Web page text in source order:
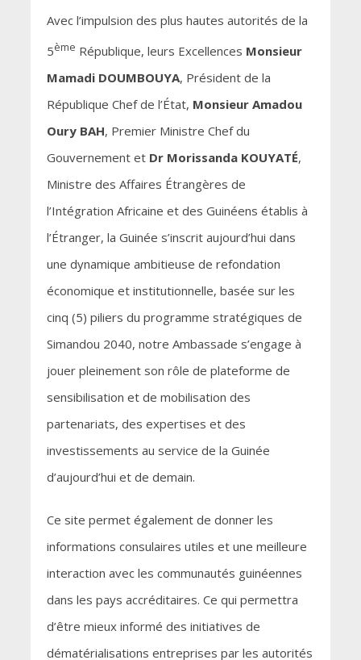
Avec l’impulsion des plus hautes autorités de la
5ème République, leurs Excellences Monsieur
Mamadi DOUMBOUYA, Président de la
République Chef de l’État, Monsieur Amadou
Oury BAH, Premier Ministre Chef du
Gouvernement et Dr Morissanda KOUYATÉ,
Ministre des Affaires Étrangères de
l’Intégration Africaine et des Guinéens établis à
l’Étranger, la Guinée s’inscrit aujourd’hui dans
une dynamique ambitieuse de refondation
économique et institutionnelle, basée sur les
cinq (5) piliers du programme stratégiques de
Simandou 2040, notre Ambassade s’engage à
jouer pleinement son rôle de plateforme de
sensibilisation et de mobilisation des
partenariats, des expertises et des
investissements au service de la Guinée
d’aujourd’hui et de demain.
Ce site permet également de donner les
informations consulaires utiles et une meilleure
interaction avec les communautés guinéennes
dans les pays accréditaires. Ce qui permettra
d’être mieux informé des initiatives de
dématérialisations entreprises par les autorités